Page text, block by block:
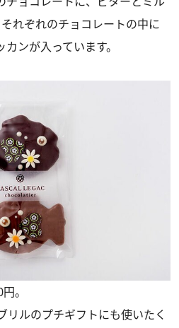
れぞれのチョコレートの中に
ンが入っています。
。
ルのプチギフトにも使いたく